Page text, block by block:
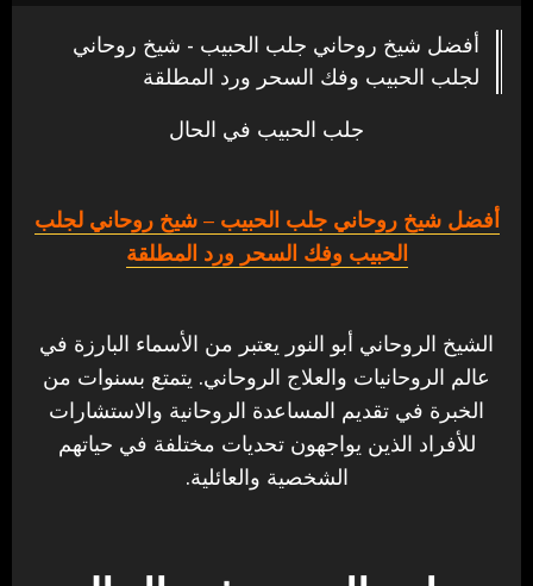
أفضل شيخ روحاني جلب الحبيب - شيخ روحاني
لجلب الحبيب وفك السحر ورد المطلقة
جلب الحبيب في الحال
أفضل شيخ روحاني جلب الحبيب – شيخ روحاني لجلب
الحبيب وفك السحر ورد المطلقة
الشيخ الروحاني أبو النور يعتبر من الأسماء البارزة في
عالم الروحانيات والعلاج الروحاني. يتمتع بسنوات من
الخبرة في تقديم المساعدة الروحانية والاستشارات
للأفراد الذين يواجهون تحديات مختلفة في حياتهم
الشخصية والعائلية.